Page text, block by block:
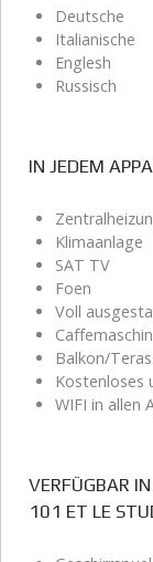
Deutsche
Italianische
Englesh
Russisch
IN JEDEM
Klimaanlage
SAT TV
Foen
Voll
Balkon/
Kostenloses
WIFI in allen
VERFÜGBAR
101 ET LE